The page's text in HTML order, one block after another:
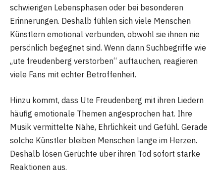
schwierigen Lebensphasen oder bei besonderen
Erinnerungen. Deshalb fühlen sich viele Menschen
Künstlern emotional verbunden, obwohl sie ihnen nie
persönlich begegnet sind. Wenn dann Suchbegriffe wie
„ute freudenberg verstorben“ auftauchen, reagieren
viele Fans mit echter Betroffenheit.
Hinzu kommt, dass Ute Freudenberg mit ihren Liedern
häufig emotionale Themen angesprochen hat. Ihre
Musik vermittelte Nähe, Ehrlichkeit und Gefühl. Gerade
solche Künstler bleiben Menschen lange im Herzen.
Deshalb lösen Gerüchte über ihren Tod sofort starke
Reaktionen aus.